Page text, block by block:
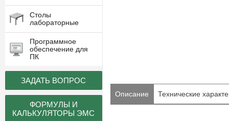
Столы
лабораторные
Программное
обеспечение для
ПК
ЗАДАТЬ ВОПРОС
ФОРМУЛЫ И
КАЛЬКУЛЯТОРЫ ЭМС
Описание Технические